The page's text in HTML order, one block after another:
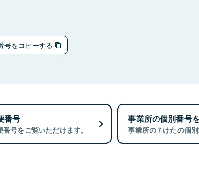
号をコピーする
番号
号をご覧いただけます。
事業所の個別番号
事業所の７けたの個